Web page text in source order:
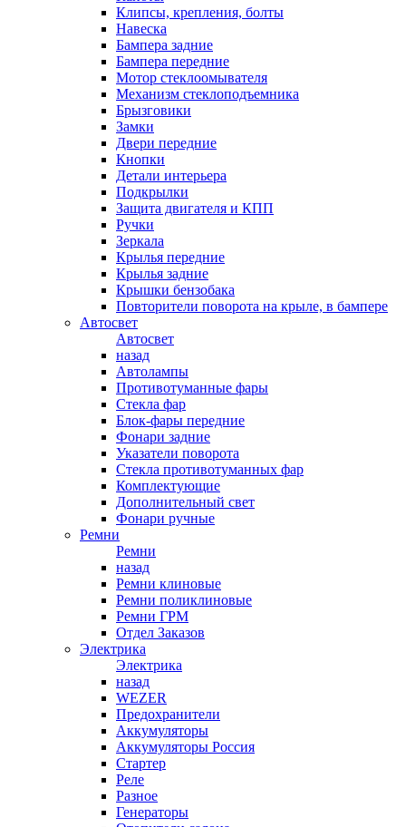
Клипсы, крепления, болты
Навеска
Бампера задние
Бампера передние
Мотор стеклоомывателя
Механизм стеклоподъемника
Брызговики
Замки
Двери передние
Кнопки
Детали интерьера
Подкрылки
Защита двигателя и КПП
Ручки
Зеркала
Крылья передние
Крылья задние
Крышки бензобака
Повторители поворота на крыле, в бампере
Автосвет
Автосвет
назад
Автолампы
Противотуманные фары
Стекла фар
Блок-фары передние
Фонари задние
Указатели поворота
Стекла противотуманных фар
Комплектующие
Дополнительный свет
Фонари ручные
Ремни
Ремни
назад
Ремни клиновые
Ремни поликлиновые
Ремни ГРМ
Отдел Заказов
Электрика
Электрика
назад
WEZER
Предохранители
Аккумуляторы
Аккумуляторы Россия
Стартер
Реле
Разное
Генераторы